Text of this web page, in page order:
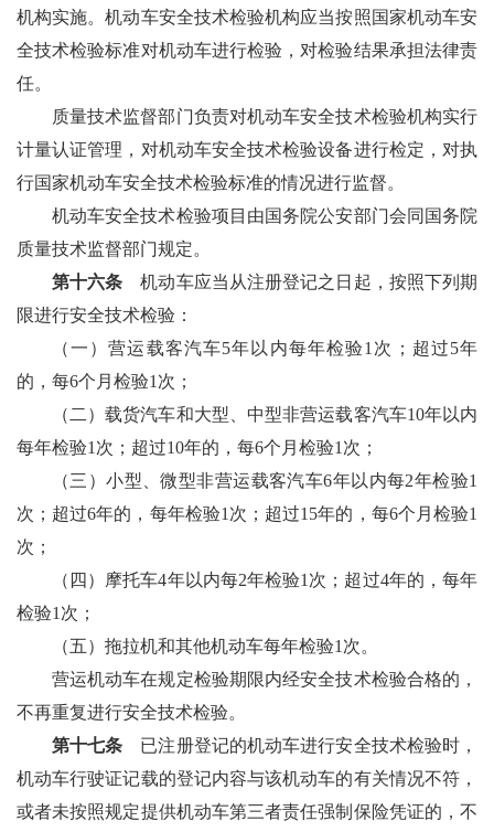
机构实施。机动车安全技术检验机构应当按照国家机动车安
全技术检验标准对机动车进行检验，对检验结果承担法律责
任。
质量技术监督部门负责对机动车安全技术检验机构实行
计量认证管理，对机动车安全技术检验设备进行检定，对执
行国家机动车安全技术检验标准的情况进行监督。
机动车安全技术检验项目由国务院公安部门会同国务院
质量技术监督部门规定。
第十六条 机动车应当从注册登记之日起，按照下列期
限进行安全技术检验：
（一）营运载客汽车5年以内每年检验1次；超过5年
的，每6个月检验1次；
（二）载货汽车和大型、中型非营运载客汽车10年以内
每年检验1次；超过10年的，每6个月检验1次；
（三）小型、微型非营运载客汽车6年以内每2年检验1
次；超过6年的，每年检验1次；超过15年的，每6个月检验1
次；
（四）摩托车4年以内每2年检验1次；超过4年的，每年
检验1次；
（五）拖拉机和其他机动车每年检验1次。
营运机动车在规定检验期限内经安全技术检验合格的，
不再重复进行安全技术检验。
第十七条 已注册登记的机动车进行安全技术检验时，
机动车行驶证记载的登记内容与该机动车的有关情况不符，
或者未按照规定提供机动车第三者责任强制保险凭证的，不